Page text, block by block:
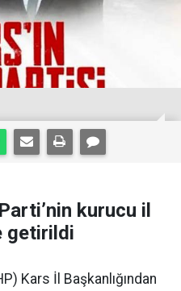
kurucu il
getirildi
Kars İl Başkanlığından